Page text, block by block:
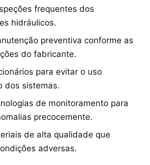
frequentes dos
hidráulicos.
preventiva conforme as
do fabricante.
para evitar o uso
dos sistemas.
de monitoramento para
precocemente.
de alta qualidade que
adversas.